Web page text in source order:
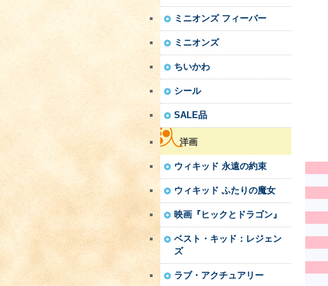
ミニオンズ フィーバー
ミニオンズ
ちいかわ
シール
SALE品
洋画
ウィキッド 永遠の約束
ウィキッド ふたりの魔女
映画『ヒックとドラゴン』
ベスト・キッド：レジェン
ズ
ラブ・アクチュアリー